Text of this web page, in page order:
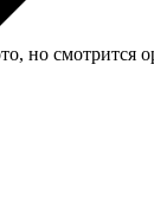
но смотрится